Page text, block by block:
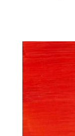
752
Cerulean
Blue
mängd